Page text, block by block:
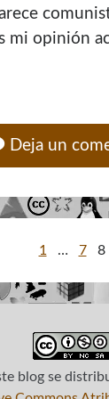
mi opinión
Deja un
1 … 7 8
blogse